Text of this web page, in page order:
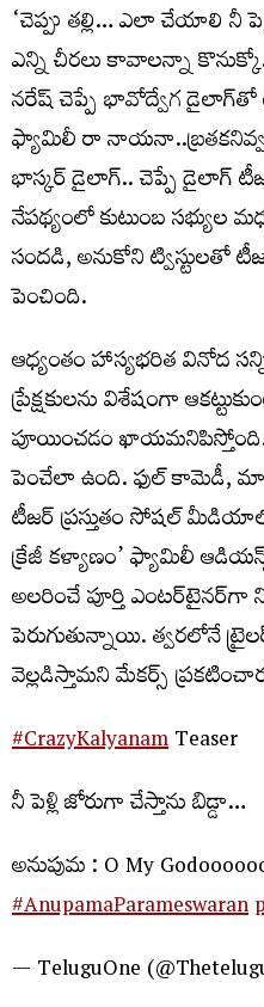
‘చెప్పు తల్లి… ఎలా చేయాలి నీ
ఎన్ని చీరలు కావాలన్నా
నరేష్ చెప్పే భావోద్వేగ డైలాగ్‌తో
ఫ్యామిలీ రా
భాస్కర్ డైలాగ్.. చెప్పే డైలాగ్
నేపథ్యంలో కుటుంబ సభ్యుల
సందడి, అనుకోని ట్విస్టులతో
పెంచింది.
ఆధ్యంతం హాస్యభరిత వినోద
ప్రేక్షకులను విశేషంగా
పూయించడం
పెంచేలా ఉంది. ఫుల్ కామెడీ,
టీజర్ ప్రస్తుతం సోషల్
క్రేజీ కళ్యాణం’ ఫ్యామిలీ
అలరించే పూర్తి ఎంటర్‌టైనర్‌గా
పెరుగుతున్నాయి. త్వరలోనే
వెల్లడిస్తామని మేకర్స్
#CrazyKalyanamTeaser
నీ పెళ్లి జోరుగా చేస్తాను బిడ్డా…
అనుపుమ : O My
#AnupamaParameswaran
— TeluguOne